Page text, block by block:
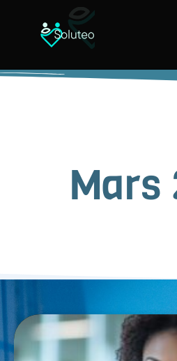
Mars